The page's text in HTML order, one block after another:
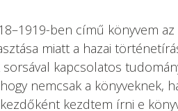
ben című könyvem
miatt a hazai
kapcsolatos
nemcsak a könyveknek,
kezdtem írni e